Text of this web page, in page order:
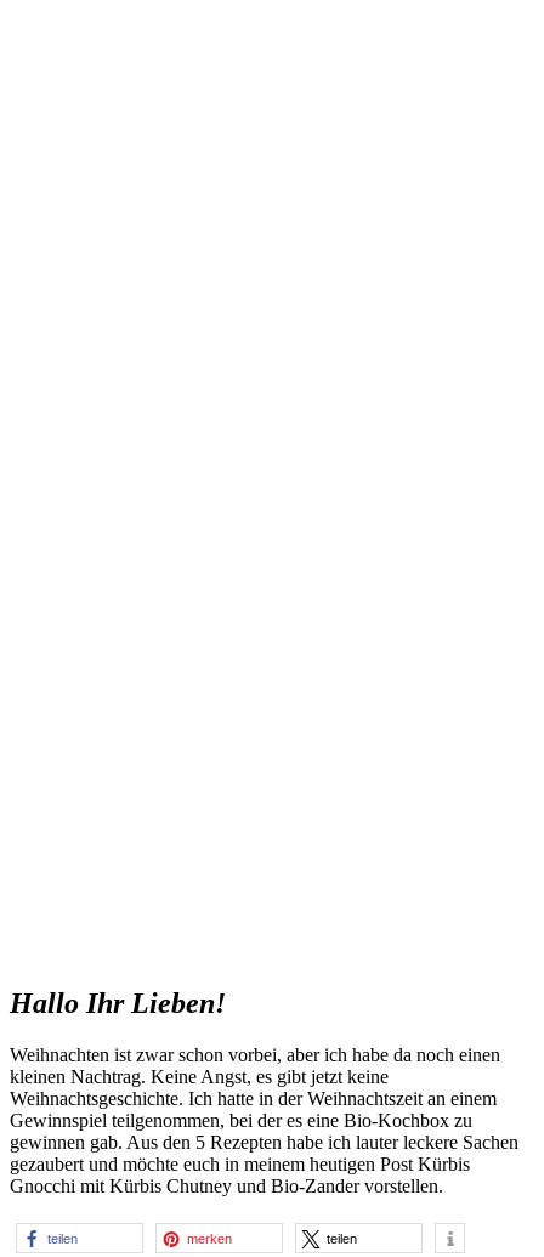
Hallo Ihr Lieben!
Weihnachten ist zwar schon vorbei, aber ich habe da noch einen
kleinen Nachtrag. Keine Angst, es gibt jetzt keine
Weihnachtsgeschichte. Ich hatte in der Weihnachtszeit an einem
Gewinnspiel teilgenommen, bei der es eine Bio-Kochbox zu
gewinnen gab. Aus den 5 Rezepten habe ich lauter leckere Sachen
gezaubert und möchte euch in meinem heutigen Post Kürbis
Gnocchi mit Kürbis Chutney und Bio-Zander vorstellen.
teilen merken teilen